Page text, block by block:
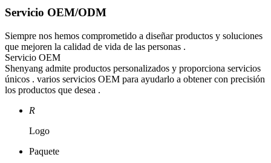
Servicio OEM/ODM
Siempre nos hemos comprometido a diseñar productos y soluciones
que mejoren la calidad de vida de las personas .
Servicio OEM
Shenyang admite productos personalizados y proporciona servicios
únicos . varios servicios OEM para ayudarlo a obtener con precisión
los productos que desea .
R
Logo
Paquete